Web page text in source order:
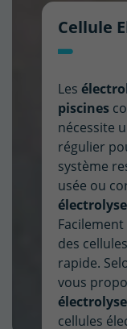
Cellule
Les
piscines
nécessite
régulier
système
usée ou
des
rapide.
vous
cellules